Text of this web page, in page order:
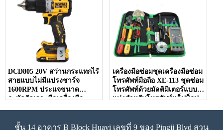
DCD805 20V สว่านกระแทกไร้
สายแบบไม่มีแปรงชาร์จ
1600RPM ประแจขนาด
กะทัดรัดเจาะมือเครื่องมือ
เครื่องมือซ่อมชุดเครื่องมือซ่อม
โทรศัพท์มือถือ XE-113 ชุดซ่อม
โทรศัพท์ด้วยมัลติมิเตอร์แบบ
แท่งสำหรับโทรศัพท์แล็ปท็อป
ชั้น 14 อาคาร B Block Huayi เลขที่ 9 ของ Pingji Blvd สวน